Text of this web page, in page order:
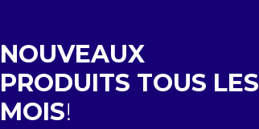
NOUVEAUX
PRODUITS TOUS LES
MOIS!